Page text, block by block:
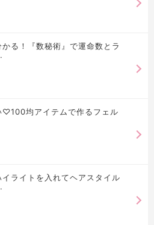
る！『数秘術』で運命数とラ
♡100均アイテムで作るフェル
ライトを入れてヘアスタイル